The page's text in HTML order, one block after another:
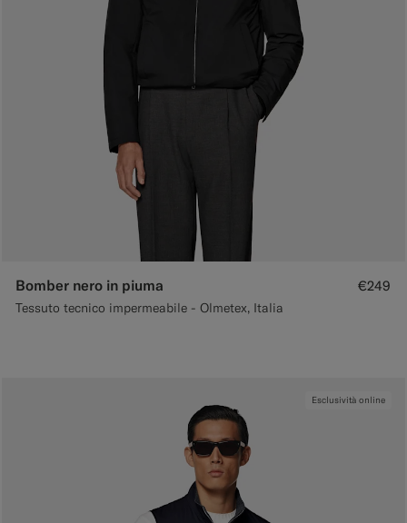
Bomber nero in piuma
Tessuto tecnico impermeabile - Olmetex, Italia
€249
Esclusività online